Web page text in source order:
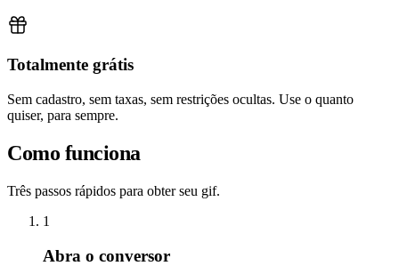
Totalmente grátis
Sem cadastro, sem taxas, sem restrições ocultas. Use o quanto
quiser, para sempre.
Como funciona
Três passos rápidos para obter seu gif.
1
Abra o conversor